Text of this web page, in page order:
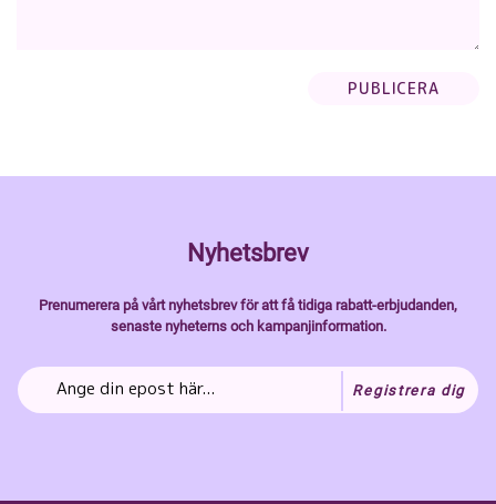
Nyhetsbrev
Prenumerera på vårt nyhetsbrev för att få tidiga rabatt-erbjudanden,
senaste nyheterns och kampanjinformation.
Registrera dig